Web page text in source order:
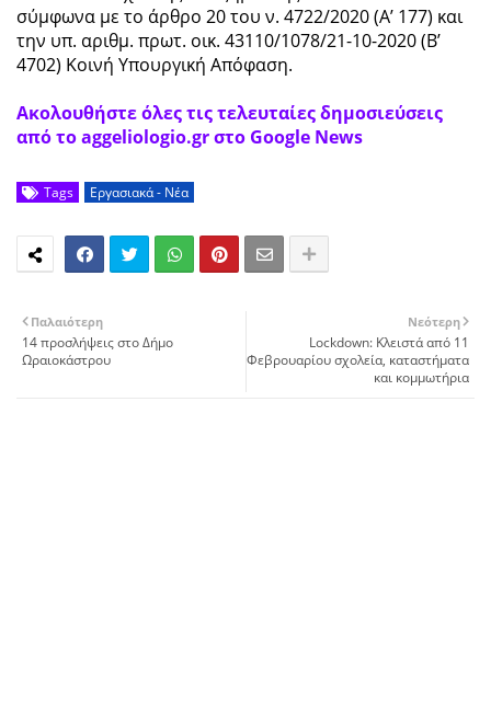
σύμφωνα με το άρθρο 20 του ν. 4722/2020 (Α’ 177) και
την υπ. αριθμ. πρωτ. οικ. 43110/1078/21-10-2020 (Β’
4702) Kοινή Yπουργική Aπόφαση.
Ακολουθήστε όλες τις τελευταίες δημοσιεύσεις
από το aggeliologio.gr στο Google News
Tags Εργασιακά - Νέα
Νεότερη
Lockdown: Κλειστά από 11
Φεβρουαρίου σχολεία, καταστήματα
και κομμωτήρια
Παλαιότερη
14 προσλήψεις στο Δήμο
Ωραιοκάστρου